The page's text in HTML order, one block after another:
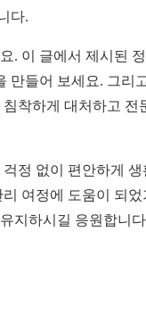
다.
. 이 글에서 제시된
만들어 보세요. 그리
착하게 대처하고 전
정 없이 편안하게 생
여정에 도움이 되었
지하시길 응원합니